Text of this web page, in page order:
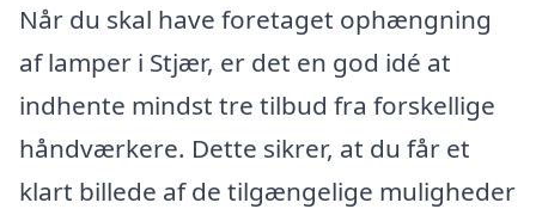
Når du skal have foretaget ophængning
af lamper i Stjær, er det en god idé at
indhente mindst tre tilbud fra forskellige
håndværkere. Dette sikrer, at du får et
klart billede af de tilgængelige muligheder